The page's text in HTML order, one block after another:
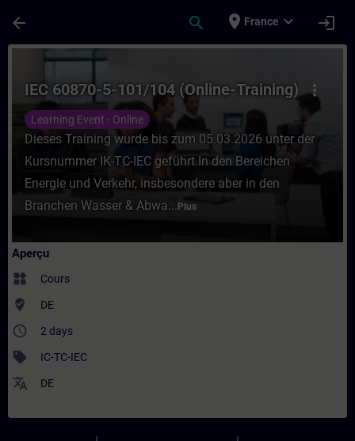
arrow_back search place France expand_more login
Cours - IEC 60870-5-101/104 (Online-
more_vert
IEC 60870-5-101/104 (Online-Training)
Learning Event - Online
Dieses Training wurde bis zum 05.03.2026 unter der
Kursnummer IK-TC-IEC geführt.In den Bereichen
Energie und Verkehr, insbesondere aber in den
Branchen Wasser & Abwa... Plus
Aperçu
widgets Cours
where_to_vote DE
access_time 2 days
sell IC-TC-IEC
translate DE